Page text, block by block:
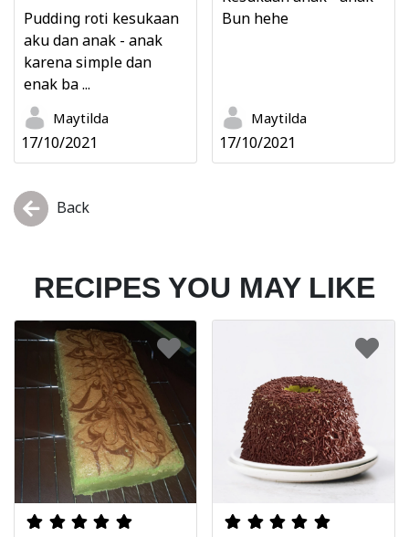
Pudding roti kesukaan
aku dan anak - anak
karena simple dan
enak ba ...
Maytilda
17/10/2021
Bun hehe
Maytilda
17/10/2021
Back
RECIPES YOU MAY LIKE